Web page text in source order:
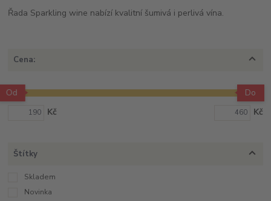
Řada Sparkling wine nabízí kvalitní šumivá i perlivá vína.
Cena:
Kč
Od
Do
Kč
Štítky
Skladem
Novinka